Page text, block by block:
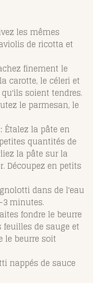
les mêmes
de ricotta et
finement le
carotte, le céleri et
soient tendres.
le parmesan, le
Étalez la pâte en
quantités de
la pâte sur la
Découpez en petits
dans de l'eau
minutes.
fondre le beurre
de sauge et
le beurre soit
nappés de sauce